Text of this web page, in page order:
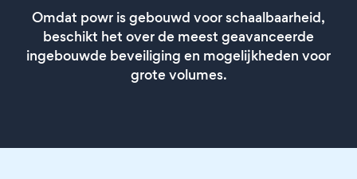
Omdat powr is gebouwd voor schaalbaarheid,
beschikt het over de meest geavanceerde
ingebouwde beveiliging en mogelijkheden voor
grote volumes.